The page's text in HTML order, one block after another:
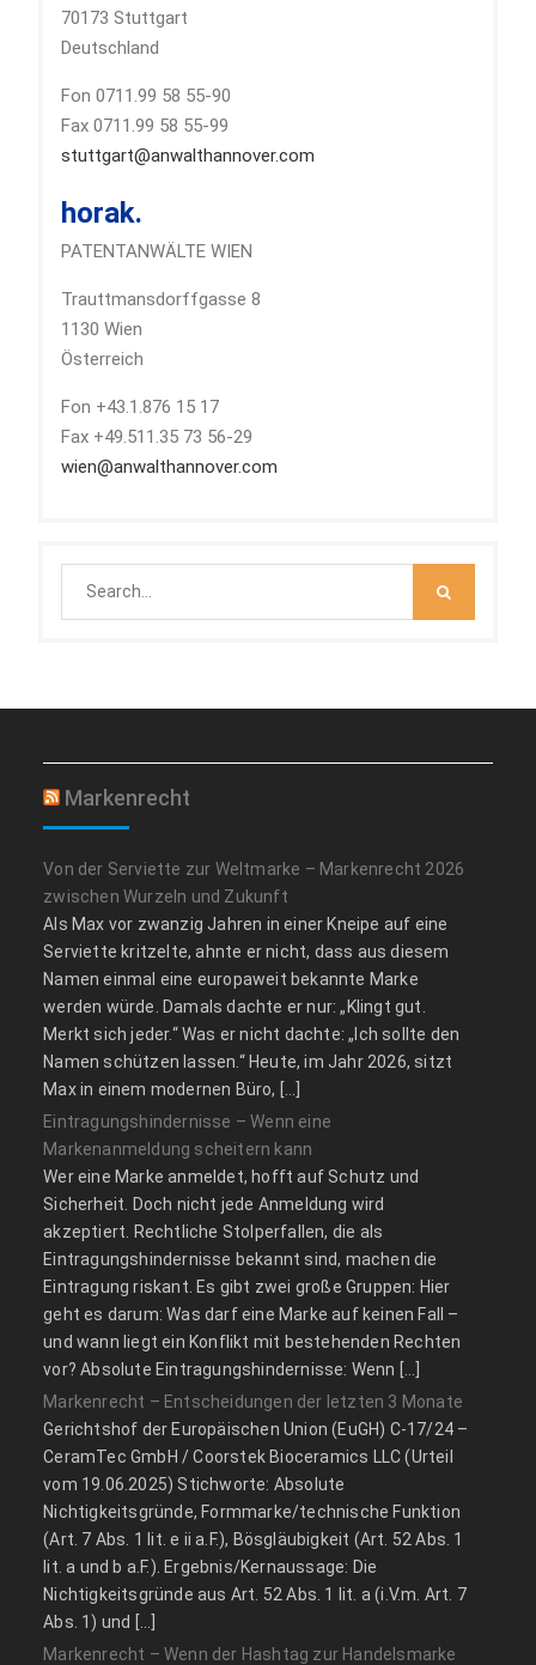
70173 Stuttgart
Deutschland
Fon 0711.99 58 55-90
Fax 0711.99 58 55-99
stuttgart@anwalthannover.com
horak.
PATENTANWÄLTE WIEN
Trauttmansdorffgasse 8
1130 Wien
Österreich
Fon +43.1.876 15 17
Fax +49.511.35 73 56-29
wien@anwalthannover.com
Markenrecht
Von der Serviette zur Weltmarke – Markenrecht 2026
zwischen Wurzeln und Zukunft
Als Max vor zwanzig Jahren in einer Kneipe auf eine
Serviette kritzelte, ahnte er nicht, dass aus diesem
Namen einmal eine europaweit bekannte Marke
werden würde. Damals dachte er nur: „Klingt gut.
Merkt sich jeder.“ Was er nicht dachte: „Ich sollte den
Namen schützen lassen.“ Heute, im Jahr 2026, sitzt
Max in einem modernen Büro, […]
Eintragungshindernisse – Wenn eine
Markenanmeldung scheitern kann
Wer eine Marke anmeldet, hofft auf Schutz und
Sicherheit. Doch nicht jede Anmeldung wird
akzeptiert. Rechtliche Stolperfallen, die als
Eintragungshindernisse bekannt sind, machen die
Eintragung riskant. Es gibt zwei große Gruppen: Hier
geht es darum: Was darf eine Marke auf keinen Fall –
und wann liegt ein Konflikt mit bestehenden Rechten
vor? Absolute Eintragungshindernisse: Wenn […]
Markenrecht – Entscheidungen der letzten 3 Monate
Gerichtshof der Europäischen Union (EuGH) C‑17/24 –
CeramTec GmbH / Coorstek Bioceramics LLC (Urteil
vom 19.06.2025) Stichworte: Absolute
Nichtigkeitsgründe, Formmarke/technische Funktion
(Art. 7 Abs. 1 lit. e ii a.F.), Bösgläubigkeit (Art. 52 Abs. 1
lit. a und b a.F.). Ergebnis/Kernaussage: Die
Nichtigkeitsgründe aus Art. 52 Abs. 1 lit. a (i.V.m. Art. 7
Abs. 1) und […]
Markenrecht – Wenn der Hashtag zur Handelsmarke